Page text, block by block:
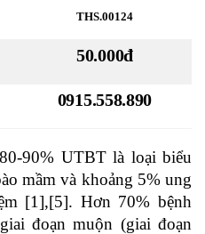
THS.00124
50.000đ
0915.558.890
90% UTBT là loại biểu
mầm và khoảng 5% ung
[1],[5]. Hơn 70% bệnh
đoạn muộn (giai đoạn